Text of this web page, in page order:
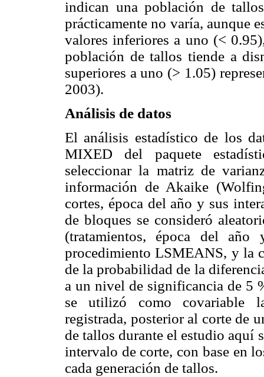
indican una población de
prácticamente no varía, aunque
valores inferiores a uno (<
población de tallos tiende a
superiores a uno (> 1.05)
2003).
Análisis de datos
El análisis estadístico de los
MIXED del paquete
seleccionar la matriz de
información de Akaike
cortes, época del año y sus
de bloques se consideró
(tratamientos, época del
procedimiento LSMEANS, y la
de la probabilidad de la
a un nivel de significancia de 5
se utilizó como covariable
registrada, posterior al corte de
de tallos durante el estudio aquí
intervalo de corte, con base en
cada generación de tallos.